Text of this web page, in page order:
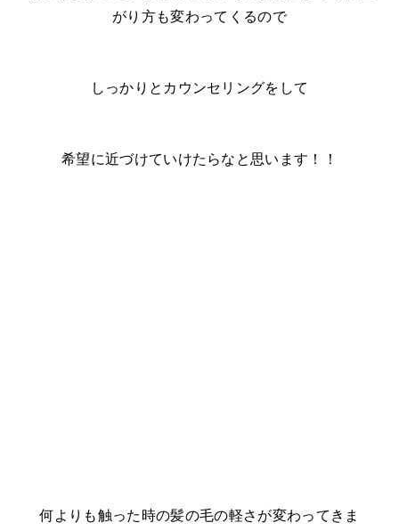
がり方も変わってくるので
しっかりとカウンセリングをして
希望に近づけていけたらなと思います！！
何よりも触った時の髪の毛の軽さが変わってきま